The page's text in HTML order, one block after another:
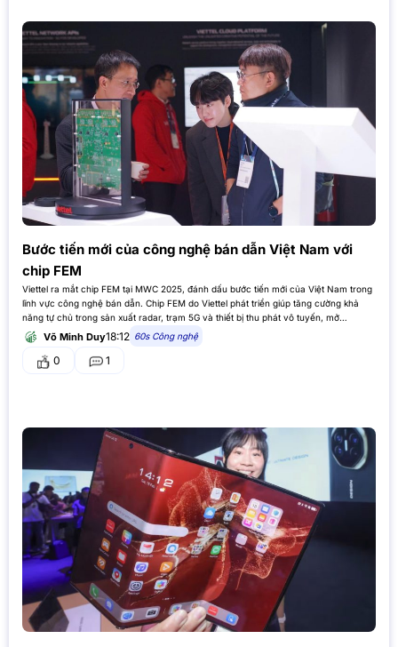
Bước tiến mới của công nghệ bán dẫn Việt Nam với
chip FEM
Viettel ra mắt chip FEM tại MWC 2025, đánh dấu bước tiến mới của Việt Nam trong
lĩnh vực công nghệ bán dẫn. Chip FEM do Viettel phát triển giúp tăng cường khả
năng tự chủ trong sản xuất radar, trạm 5G và thiết bị thu phát vô tuyến, mở…
Võ Minh Duy18:12 60s Công nghệ
0 1